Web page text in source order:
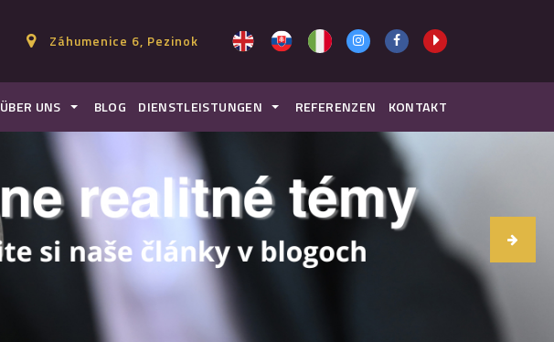
Záhumenice 6, Pezinok
ÜBER UNS BLOG DIENSTLEISTUNGEN REFERENZEN KONTAKT